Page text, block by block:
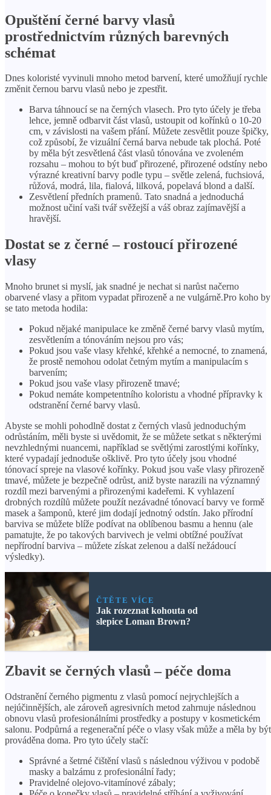
Opuštění černé barvy vlasů
prostřednictvím různých barevných
schémat
Dnes koloristé vyvinuli mnoho metod barvení, které umožňují rychle
změnit černou barvu vlasů nebo je zpestřit.
Barva táhnoucí se na černých vlasech. Pro tyto účely je třeba
lehce, jemně odbarvit část vlasů, ustoupit od kořínků o 10-20
cm, v závislosti na vašem přání. Můžete zesvětlit pouze špičky,
což způsobí, že vizuální černá barva nebude tak plochá. Poté
by měla být zesvětlená část vlasů tónována ve zvoleném
rozsahu – mohou to být buď přirozené, přirozené odstíny nebo
výrazné kreativní barvy podle typu – světle zelená, fuchsiová,
růžová, modrá, lila, fialová, lilková, popelavá blond a další.
Zesvětlení předních pramenů. Tato snadná a jednoduchá
možnost učiní vaši tvář svěžejší a váš obraz zajímavější a
hravější.
Dostat se z černé – rostoucí přirozené
vlasy
Mnoho brunet si myslí, jak snadné je nechat si narůst načerno
obarvené vlasy a přitom vypadat přirozeně a ne vulgárně.Pro koho by
se tato metoda hodila:
Pokud nějaké manipulace ke změně černé barvy vlasů mytím,
zesvětlením a tónováním nejsou pro vás;
Pokud jsou vaše vlasy křehké, křehké a nemocné, to znamená,
že prostě nemohou odolat četným mytím a manipulacím s
barvením;
Pokud jsou vaše vlasy přirozeně tmavé;
Pokud nemáte kompetentního koloristu a vhodné přípravky k
odstranění černé barvy vlasů.
Abyste se mohli pohodlně dostat z černých vlasů jednoduchým
odrůstáním, měli byste si uvědomit, že se můžete setkat s některými
nevzhlednými nuancemi, například se světlými zarostlými kořínky,
které vypadají jednoduše ošklivě. Pro tyto účely jsou vhodné
tónovací spreje na vlasové kořínky. Pokud jsou vaše vlasy přirozeně
tmavé, můžete je bezpečně odrůst, aniž byste narazili na významný
rozdíl mezi barvenými a přirozenými kadeřemi. K vyhlazení
drobných rozdílů můžete použít nezávadné tónovací barvy ve formě
masek a šamponů, které jim dodají jednotný odstín. Jako přírodní
barviva se můžete blíže podívat na oblíbenou basmu a hennu (ale
pamatujte, že po takových barvivech je velmi obtížné používat
nepřírodní barviva – můžete získat zelenou a další nežádoucí
výsledky).
ČTĚTE VÍCE
Jak rozeznat kohouta od
slepice Loman Brown?
Zbavit se černých vlasů – péče doma
Odstranění černého pigmentu z vlasů pomocí nejrychlejších a
nejúčinnějších, ale zároveň agresivních metod zahrnuje následnou
obnovu vlasů profesionálními prostředky a postupy v kosmetickém
salonu. Podpůrná a regenerační péče o vlasy však může a měla by být
prováděna doma. Pro tyto účely stačí:
Správné a šetrné čištění vlasů s následnou výživou v podobě
masky a balzámu z profesionální řady;
Pravidelné olejovo-vitamínové zábaly;